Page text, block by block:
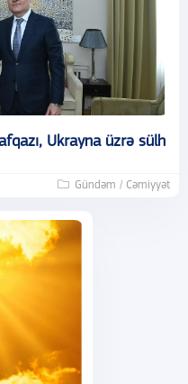
Ukrayna üzrə sülh
Gündəm / Cəmiyyət